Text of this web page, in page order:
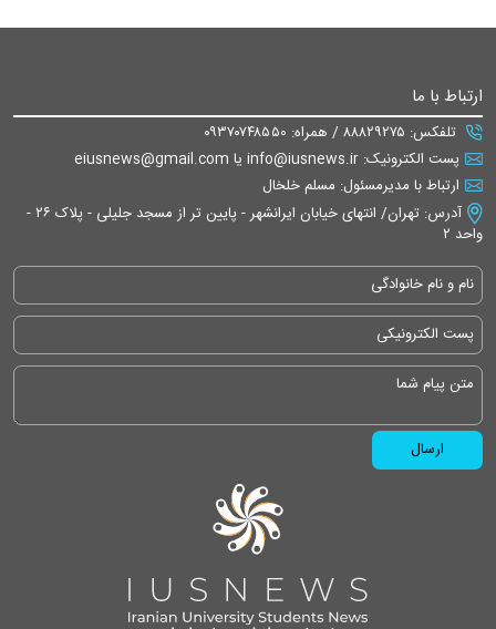
ارتباط با ما
تلفکس: ۸۸۸۲۹۲۷۵ / همراه: ۰۹۳۷۰۷۴۸۵۵۰
پست الکترونیک: info@iusnews.ir یا eiusnews@gmail.com
ارتباط با مدیرمسئول: مسلم خلخال
آدرس: تهران/ انتهای خیابان ایرانشهر - پایین تر از مسجد جلیلی - پلاک ۲۶ -
واحد ۲